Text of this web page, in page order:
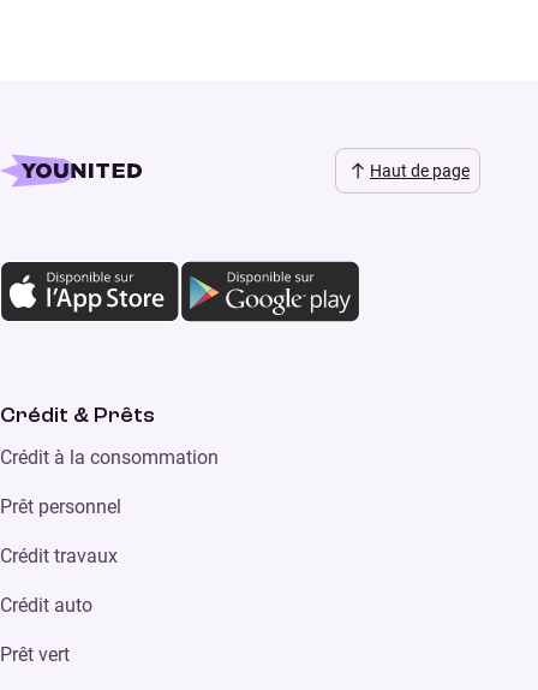
Haut de page
Crédit & Prêts
Crédit à la consommation
Prêt personnel
Crédit travaux
Crédit auto
Prêt vert